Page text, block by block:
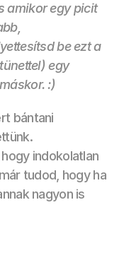
amikor egy picit
be ezt a
egy
:)
bántani
indokolatlan
tudod, hogy ha
nagyon is